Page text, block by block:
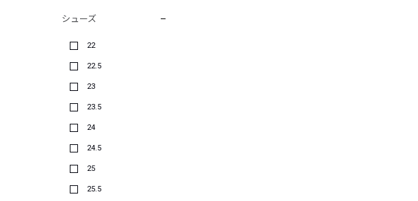
シューズ
22
22.5
23
23.5
24
24.5
25
25.5